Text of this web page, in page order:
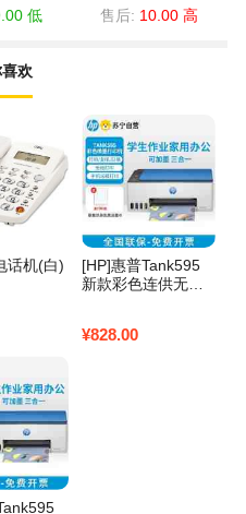
低 售后: 10.00 高
欢
话机(白)
[HP]惠普Tank595
新款彩色连供无线
原装墨水4支)
¥828.00